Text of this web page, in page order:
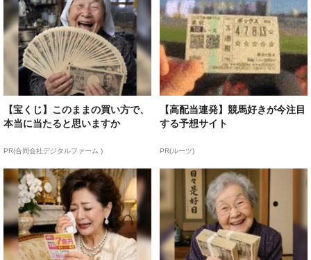
【宝くじ】このままの買い方で、
本当に当たると思いますか
PR(合同会社デジタルファーム )
【高配当連発】競馬好きが今注目
する予想サイト
PR(ルーツ)